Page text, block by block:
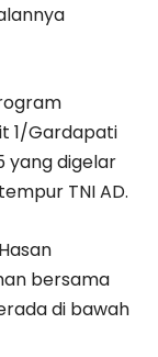
1/Gardapati
yang digelar
TNI AD.
bersama
di bawah